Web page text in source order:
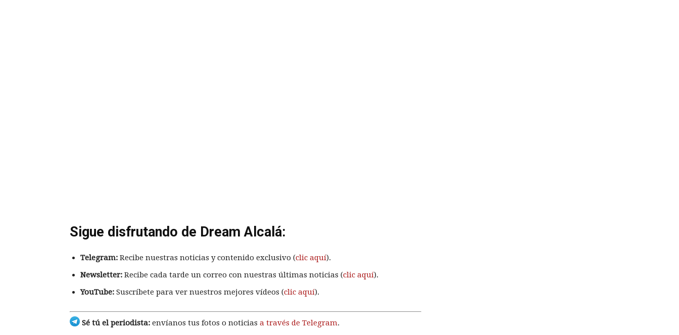
Sigue disfrutando de Dream Alcalá:
Telegram: Recibe nuestras noticias y contenido exclusivo (clic aquí).
Newsletter: Recibe cada tarde un correo con nuestras últimas noticias (clic aquí).
YouTube: Suscríbete para ver nuestros mejores vídeos (clic aquí).
Sé tú el periodista: envíanos tus fotos o noticias a través de Telegram.